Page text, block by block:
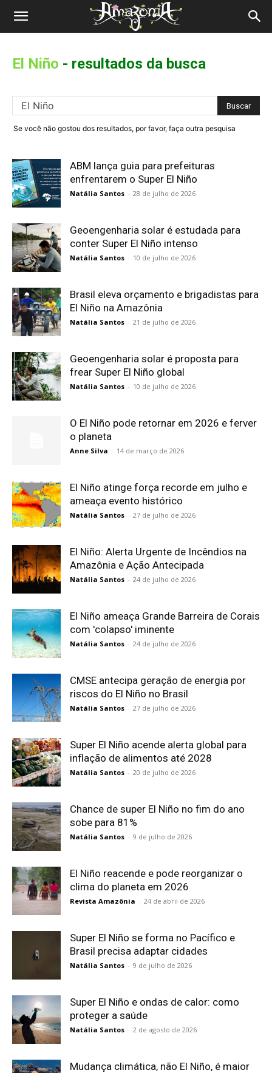
Revista
El Niño - resultados da busca
Se você não gostou dos resultados, por favor, faça outra pesquisa
ABM lança guia para prefeituras
enfrentarem o Super El Niño
Natália Santos - 28 de julho de 2026
Geoengenharia solar é estudada para
conter Super El Niño intenso
Natália Santos - 10 de julho de 2026
Brasil eleva orçamento e brigadistas para
El Niño na Amazônia
Natália Santos - 21 de julho de 2026
Geoengenharia solar é proposta para
frear Super El Niño global
Natália Santos - 10 de julho de 2026
O El Niño pode retornar em 2026 e ferver
o planeta
Anne Silva - 14 de março de 2026
El Niño atinge força recorde em julho e
ameaça evento histórico
Natália Santos - 27 de julho de 2026
El Niño: Alerta Urgente de Incêndios na
Amazônia e Ação Antecipada
Natália Santos - 24 de julho de 2026
El Niño ameaça Grande Barreira de Corais
com 'colapso' iminente
Natália Santos - 24 de julho de 2026
CMSE antecipa geração de energia por
riscos do El Niño no Brasil
Natália Santos - 27 de julho de 2026
Super El Niño acende alerta global para
inflação de alimentos até 2028
Natália Santos - 20 de julho de 2026
Chance de super El Niño no fim do ano
sobe para 81%
Natália Santos - 9 de julho de 2026
El Niño reacende e pode reorganizar o
clima do planeta em 2026
Revista Amazônia - 24 de abril de 2026
Super El Niño se forma no Pacífico e
Brasil precisa adaptar cidades
Natália Santos - 9 de julho de 2026
Super El Niño e ondas de calor: como
proteger a saúde
Natália Santos - 2 de agosto de 2026
Mudança climática, não El Niño, é maior